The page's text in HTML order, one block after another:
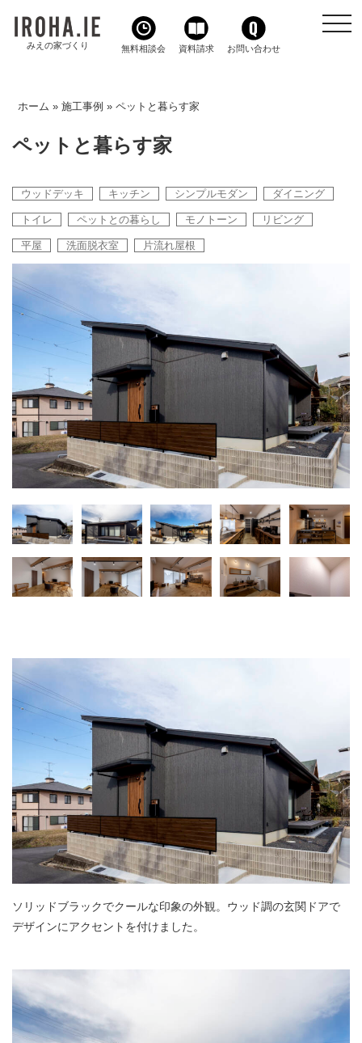
みえの家づくり 無料相談会 資料請求 お問い合わせ
ホーム »施工事例 »ペットと暮らす家
ペットと暮らす家
ウッドデッキ キッチン シンプルモダン ダイニング
トイレ ペットとの暮らし モノトーン リビング
平屋 洗面脱衣室 片流れ屋根
ソリッドブラックでクールな印象の外観。ウッド調の玄関ドアで
デザインにアクセントを付けました。